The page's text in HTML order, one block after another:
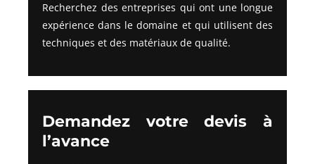
Recherchez des entreprises qui ont une longue
expérience dans le domaine et qui utilisent des
techniques et des matériaux de qualité.
Demandez votre devis à
l’avance